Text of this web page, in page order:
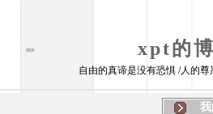
xpt的
自由的真谛是没有恐惧 /人的